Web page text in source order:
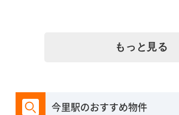
もっと見る
今里駅のおすすめ物件